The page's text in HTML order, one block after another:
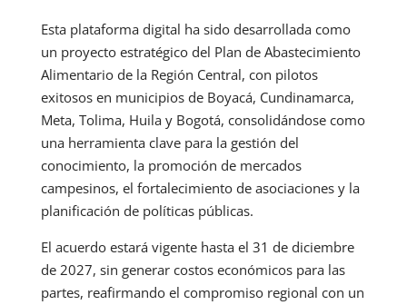
Esta plataforma digital ha sido desarrollada como
un proyecto estratégico del Plan de Abastecimiento
Alimentario de la Región Central, con pilotos
exitosos en municipios de Boyacá, Cundinamarca,
Meta, Tolima, Huila y Bogotá, consolidándose como
una herramienta clave para la gestión del
conocimiento, la promoción de mercados
campesinos, el fortalecimiento de asociaciones y la
planificación de políticas públicas.
El acuerdo estará vigente hasta el 31 de diciembre
de 2027, sin generar costos económicos para las
partes, reafirmando el compromiso regional con un